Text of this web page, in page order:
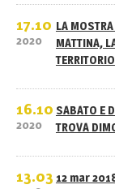
17.10
2020
LA
MATTINA,
TERRITORIO
16.10
2020
SABATO E
TROVA
13.03 12 mar